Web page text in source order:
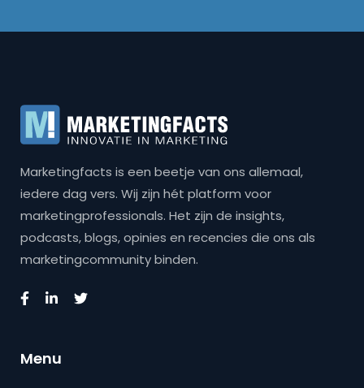
Marketingfacts is een beetje van ons allemaal,
iedere dag vers. Wij zijn hét platform voor
marketingprofessionals. Het zijn de insights,
podcasts, blogs, opinies en recencies die ons als
marketingcommunity binden.
Menu